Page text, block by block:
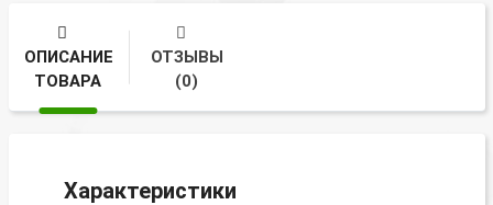
ОПИСАНИЕ
ТОВАРА
ОТЗЫВЫ
(0)
Характеристики